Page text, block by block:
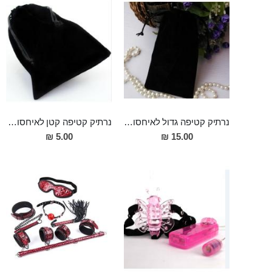
נרתיק קטיפה גדול לאיחסון אביזרי מין
15.00 ₪
נרתיק קטיפה קטן לאיחסון אביזרי מין
5.00 ₪